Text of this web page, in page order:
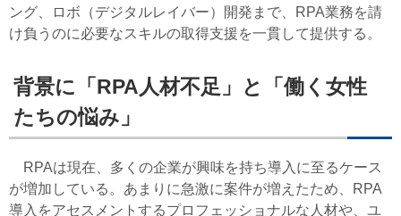
ング、ロボ（デジタルレイバー）開発まで、RPA業務を請
け負うのに必要なスキルの取得支援を一貫して提供する。
背景に「RPA人材不足」と「働く女性
たちの悩み」
RPAは現在、多くの企業が興味を持ち導入に至るケース
が増加している。あまりに急激に案件が増えたため、RPA
導入をアセスメントするプロフェッショナルな人材や、ユ